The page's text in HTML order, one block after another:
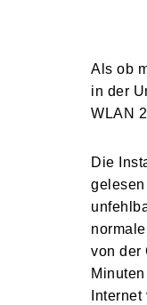
Als ob
in der
WLAN
Die
von der